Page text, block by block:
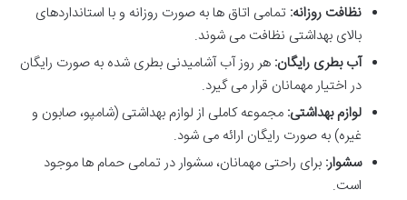
نظافت روزانه: تمامی اتاق ها به صورت روزانه و با استانداردهای
بالای بهداشتی نظافت می شوند.
آب بطری رایگان: هر روز آب آشامیدنی بطری شده به صورت رایگان
در اختیار مهمانان قرار می گیرد.
لوازم بهداشتی: مجموعه کاملی از لوازم بهداشتی (شامپو، صابون و
غیره) به صورت رایگان ارائه می شود.
سشوار: برای راحتی مهمانان، سشوار در تمامی حمام ها موجود
است.